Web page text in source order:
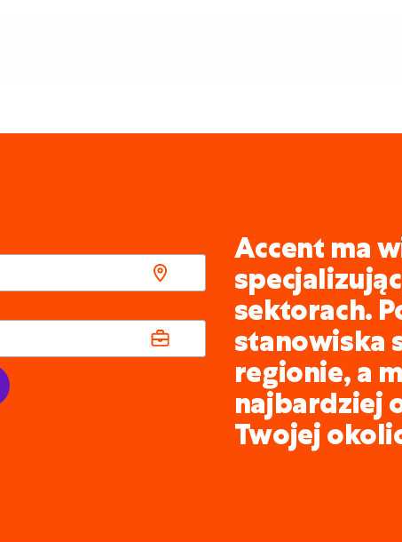
Accent ma
sektorach.
stanowiska
regionie, a
najbardziej
Twojej